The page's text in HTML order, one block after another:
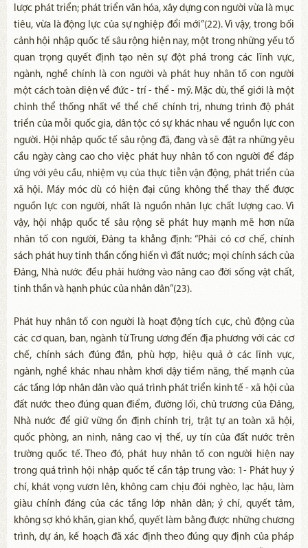
lược phát triển; phát triển văn hóa, xây dựng con người vừa là mục
tiêu, vừa là động lực của sự nghiệp đổi mới”(22). Vì vậy, trong bối
cảnh hội nhập quốc tế sâu rộng hiện nay, một trong những yếu tố
quan trọng quyết định tạo nên sự đột phá trong các lĩnh vực,
ngành, nghề chính là con người và phát huy nhân tố con người
một cách toàn diện về đức - trí - thể - mỹ. Mặc dù, thế giới là một
chỉnh thể thống nhất về thể chế chính trị, nhưng trình độ phát
triển của mỗi quốc gia, dân tộc có sự khác nhau về nguồn lực con
người. Hội nhập quốc tế sâu rộng đã, đang và sẽ đặt ra những yêu
cầu ngày càng cao cho việc phát huy nhân tố con người để đáp
ứng với yêu cầu, nhiệm vụ của thực tiễn vận động, phát triển của
xã hội. Máy móc dù có hiện đại cũng không thể thay thế được
nguồn lực con người, nhất là nguồn nhân lực chất lượng cao. Vì
vậy, hội nhập quốc tế sâu rộng sẽ phát huy mạnh mẽ hơn nữa
nhân tố con người, Đảng ta khẳng định: “Phải có cơ chế, chính
sách phát huy tinh thần cống hiến vì đất nước; mọi chính sách của
Đảng, Nhà nước đều phải hướng vào nâng cao đời sống vật chất,
tinh thần và hạnh phúc của nhân dân”(23).
Phát huy nhân tố con người là hoạt động tích cực, chủ động của
các cơ quan, ban, ngành từ Trung ương đến địa phương với các cơ
chế, chính sách đúng đắn, phù hợp, hiệu quả ở các lĩnh vực,
ngành, nghề khác nhau nhằm khơi dậy tiềm năng, thế mạnh của
các tầng lớp nhân dân vào quá trình phát triển kinh tế - xã hội của
đất nước theo đúng quan điểm, đường lối, chủ trương của Đảng,
Nhà nước để giữ vững ổn định chính trị, trật tự an toàn xã hội,
quốc phòng, an ninh, nâng cao vị thế, uy tín của đất nước trên
trường quốc tế. Theo đó, phát huy nhân tố con người hiện nay
trong quá trình hội nhập quốc tế cần tập trung vào: 1- Phát huy ý
chí, khát vọng vươn lên, không cam chịu đói nghèo, lạc hậu, làm
giàu chính đáng của các tầng lớp nhân dân; ý chí, quyết tâm,
không sợ khó khăn, gian khổ, quyết làm bằng được những chương
trình, dự án, kế hoạch đã xác định theo đúng quy định của pháp